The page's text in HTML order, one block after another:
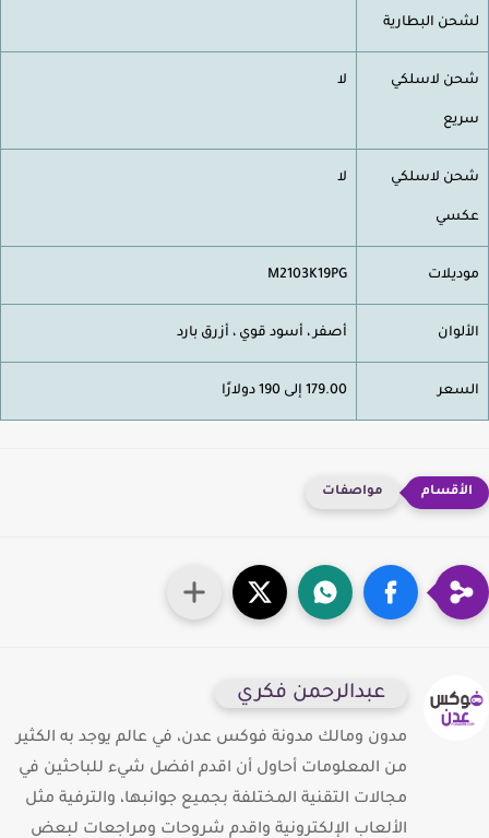
البطارية
لاسلكي
لاسلكي
M2103K19PG
أصفر ، أسود قوي ، أزرق بارد
179.00 إلى 190 دولارًا
مواصفات
عبدالرحمن فكري
مدون ومالك مدونة فوكس عدن، في عالم يوجد به الكثير
من المعلومات أحاول أن اقدم افضل شيء للباحثين في
مجالات التقنية المختلفة بجميع جوانبها، والترفية مثل
الألعاب الإلكترونية واقدم شروحات ومراجعات لبعض